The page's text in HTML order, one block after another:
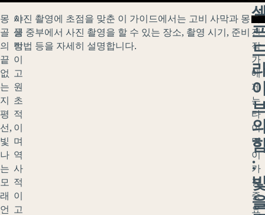
몽
골
의
끝
없
는
지
평
선,
빛
나
는
모
래
언
야
생
적
이
고
원
초
적
이
며
역
사
적
이
고
사진 촬영에 초점을 맞춘 이 가이드에서는 고비 사막과 몽
골 중부에서 사진 촬영을 할 수 있는 장소, 촬영 시기, 준비
방법 등을 자세히 설명합니다.
:
사
진
작
가
에
게
는
타
이
밍
이
가
장
중
요